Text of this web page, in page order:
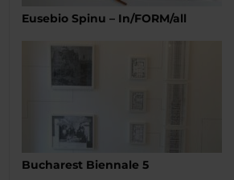
Eusebio Spinu – In/FORM/all
Bucharest Biennale 5